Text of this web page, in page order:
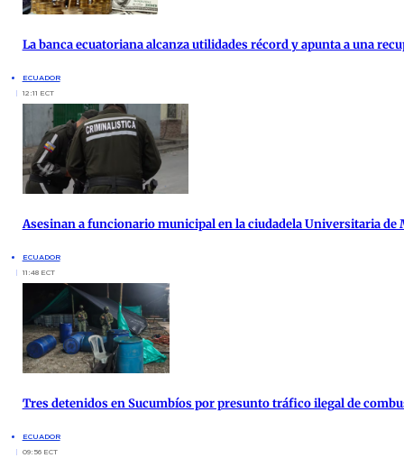
La banca ecuatoriana alcanza utilidades récord y apunta a una
ECUADOR
12:11 ECT
Asesinan a funcionario municipal en la ciudadela Universitaria de
ECUADOR
11:48 ECT
Tres detenidos en Sucumbíos por presunto tráfico ilegal de
ECUADOR
09:56 ECT